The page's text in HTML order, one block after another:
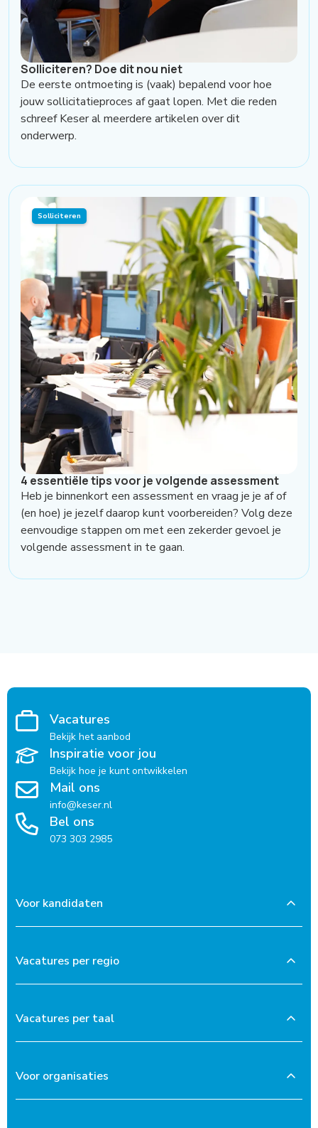
Solliciteren? Doe dit nou niet
De eerste ontmoeting is (vaak) bepalend voor hoe
jouw sollicitatieproces af gaat lopen. Met die reden
schreef Keser al meerdere artikelen over dit
onderwerp.
Solliciteren
4 essentiële tips voor je volgende assessment
Heb je binnenkort een assessment en vraag je je af of
(en hoe) je jezelf daarop kunt voorbereiden? Volg deze
eenvoudige stappen om met een zekerder gevoel je
volgende assessment in te gaan.
Vacatures
Bekijk het aanbod
Inspiratie voor jou
Bekijk hoe je kunt ontwikkelen
Mail ons
info@keser.nl
Bel ons
073 303 2985
Voor kandidaten
Vacatures per regio
Vacatures per taal
Voor organisaties